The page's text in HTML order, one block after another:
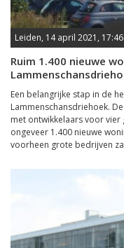
Leiden, 14 april 2021, 17:46
Ruim 1.400 nieuwe
Een belangrijke stap in de
Lammenschansdriehoek.
met ontwikkelaars voor
ongeveer 1.400 nieuwe
voorheen grote bedrijven